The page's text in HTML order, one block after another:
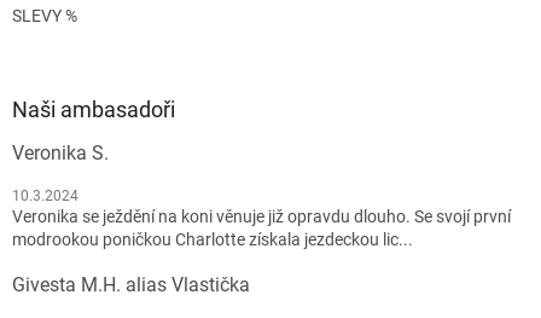
SLEVY %
Naši ambasadoři
Veronika S.
10.3.2024
Veronika se ježdění na koni věnuje již opravdu dlouho. Se svojí první
modrookou poničkou Charlotte získala jezdeckou lic...
Givesta M.H. alias Vlastička